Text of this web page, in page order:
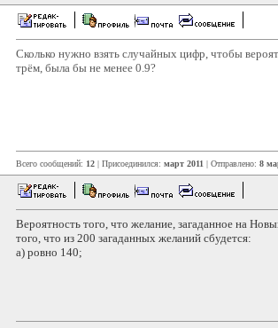
Сколько нужно взять случайных цифр, чтобы
трём, была бы не менее 0.9?
Всего сообщений: 12 | Присоединился: март 2011 | Отправлено: 8
Вероятность того, что желание, загаданное на
того, что из 200 загаданных желаний сбудется:
а) ровно 140;